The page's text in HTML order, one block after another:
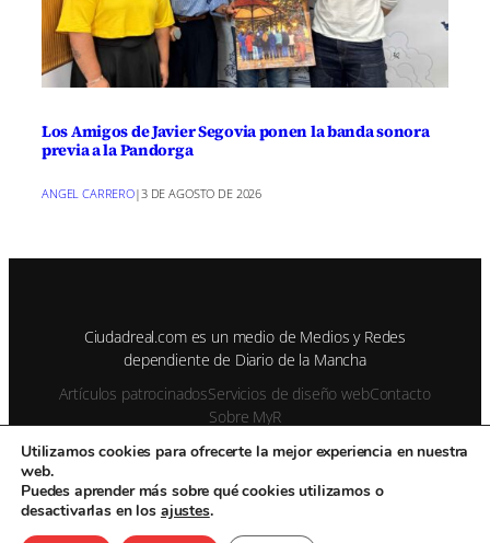
Los Amigos de Javier Segovia ponen la banda sonora
previa a la Pandorga
ANGEL CARRERO|3 DE AGOSTO DE 2026
Ciudadreal.com es un medio de Medios y Redes
dependiente de Diario de la Mancha
Artículos patrocinadosServicios de diseño webContacto
Sobre MyR
© 1995-2026 Color Vivo Internet. Otros contenidos se cita fuente.
Aviso LegalPrivacidad y cookies
Contacto
Utilizamos cookies para ofrecerte la mejor experiencia en nuestra
web.
Puedes aprender más sobre qué cookies utilizamos o
desactivarlas en los ajustes.